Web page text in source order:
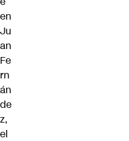
en
Ju
an
Fe
rn
án
de
z,
el